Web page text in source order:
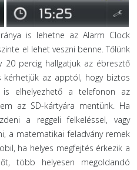
is lehetne az Alarm Clock
el lehet veszni benne. Tőlünk
20 percig hallgatjuk az ébresztő
kérhetjük az apptól, hogy biztos
elhelyezhető a telefonon az
az SD-kártyára mentünk. Ha
a reggeli felkeléssel, vagy
a matematikai feladvány remek
ha helyes megfejtés érkezik a
több helyesen megoldandó